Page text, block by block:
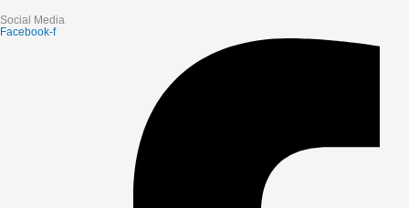
Social Media
Facebook-f